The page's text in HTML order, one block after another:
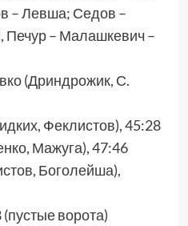
– Левша; Седов –
Печур – Малашкевич –
(Дриндрожик, С.
Феклистов), 45:28
Мажуга), 47:46
Боголейша),
ворота)